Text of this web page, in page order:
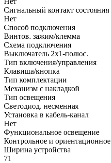
Сигнальный контакт состояния
Нет
Способ подключения
Винтов. зажим/клемма
Схема подключения
Выключатель 2х1-полюс.
Тип включения/управления
Клавиша/кнопка
Тип комплектации
Механизм с накладкой
Тип освещения
Светодиод. несменная
Установка в кабель-канал
Нет
Функциональное освещение
Контрольное и ориентационное
Ширина устройства
71